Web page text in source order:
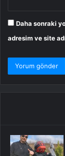
Daha sonraki
adresim ve site